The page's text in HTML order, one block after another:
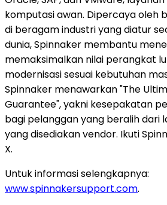
komputasi awan. Dipercaya oleh
di beragam industri yang diatur
dunia, Spinnaker membantu
memaksimalkan nilai perangkat
modernisasi sesuai kebutuhan
Spinnaker menawarkan "The
Guarantee", yakni kesepakatan
bagi pelanggan yang beralih dari
yang disediakan vendor. Ikuti
X.
Untuk informasi selengkapnya:
www.spinnakersupport.com.